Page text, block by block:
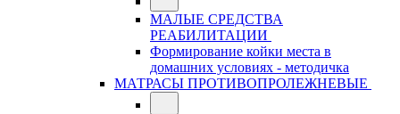
МАЛЫЕ СРЕДСТВА
РЕАБИЛИТАЦИИ
Формирование койки места в
домашних условиях - методичка
МАТРАСЫ ПРОТИВОПРОЛЕЖНЕВЫЕ